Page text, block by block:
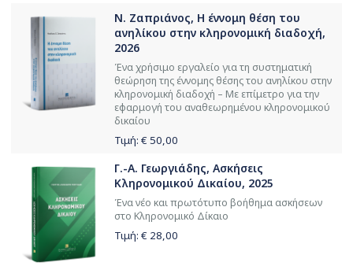
Ν. Ζαπριάνος, Η έννομη θέση του
ανηλίκου στην κληρονομική διαδοχή,
2026
Ένα χρήσιμο εργαλείο για τη συστηματική
θεώρηση της έννομης θέσης του ανηλίκου στην
κληρονομική διαδοχή – Με επίμετρο για την
εφαρμογή του αναθεωρημένου κληρονομικού
δικαίου
Τιμή: € 50,00
Γ.-Α. Γεωργιάδης, Ασκήσεις
Κληρονομικού Δικαίου, 2025
Ένα νέο και πρωτότυπο βοήθημα ασκήσεων
στο Κληρονομικό Δίκαιο
Τιμή: € 28,00